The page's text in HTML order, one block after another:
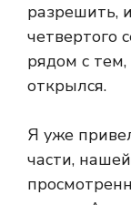
разрешить,
четвертого
рядом с
открылся.
Я уже
части,